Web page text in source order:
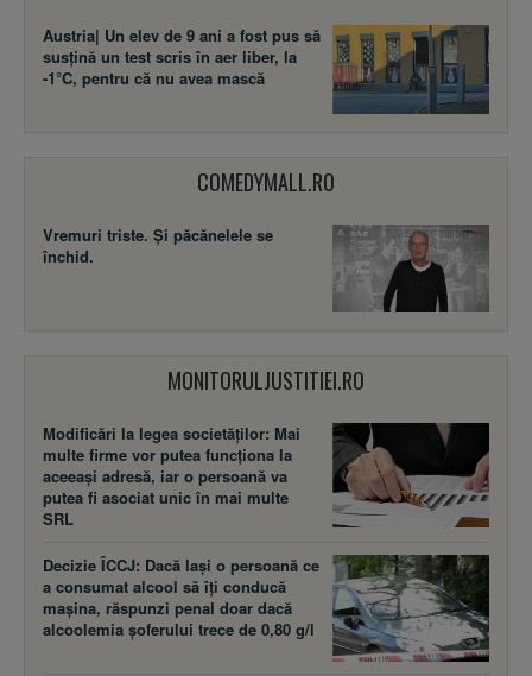
Austria| Un elev de 9 ani a fost pus să
susţină un test scris în aer liber, la
-1°C, pentru că nu avea mască
COMEDYMALL.RO
Vremuri triste. Şi păcănelele se
închid.
MONITORULJUSTITIEI.RO
Modificări la legea societăţilor: Mai
multe firme vor putea funcţiona la
aceeaşi adresă, iar o persoană va
putea fi asociat unic în mai multe
SRL
Decizie ÎCCJ: Dacă laşi o persoană ce
a consumat alcool să îţi conducă
maşina, răspunzi penal doar dacă
alcoolemia şoferului trece de 0,80 g/l